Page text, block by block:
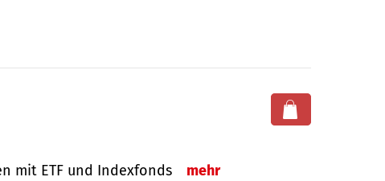
mit ETF und Indexfonds mehr